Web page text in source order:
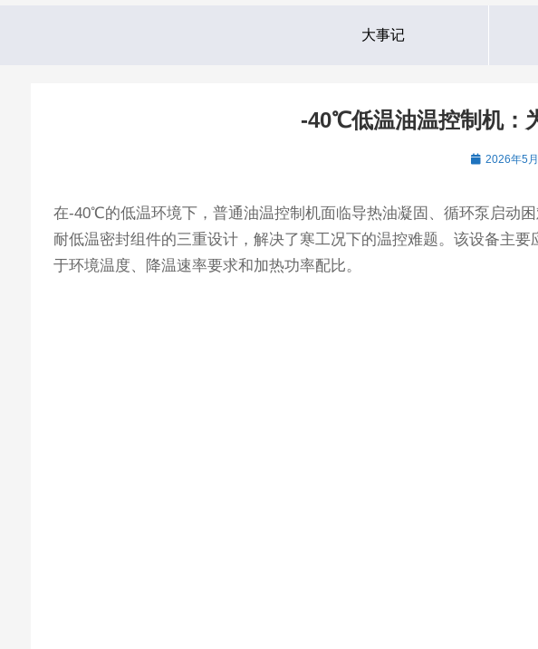
大事记
-40℃低温油温控制机：
2026年5
在-40℃的低温环境下，普通油温控制机面临导热油凝固、循环泵启动
耐低温密封组件的三重设计，解决了寒工况下的温控难题。该设备主
于环境温度、降温速率要求和加热功率配比。